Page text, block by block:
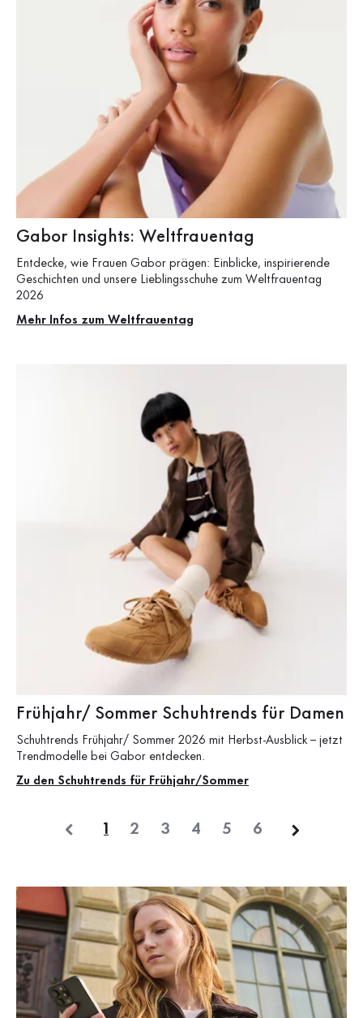
Gabor Insights: Weltfrauentag
Entdecke, wie Frauen Gabor prägen: Einblicke, inspirierende
Geschichten und unsere Lieblingsschuhe zum Weltfrauentag
2026
Mehr Infos zum Weltfrauentag
Frühjahr/ Sommer Schuhtrends für Damen
Schuhtrends Frühjahr/ Sommer 2026 mit Herbst-Ausblick – jetzt
Trendmodelle bei Gabor entdecken.
Zu den Schuhtrends für Frühjahr/Sommer
1 2 3 4 5 6